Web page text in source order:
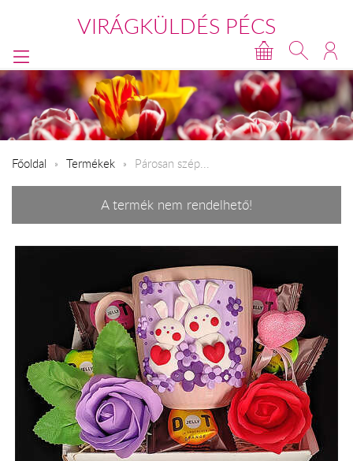
VIRÁGKÜLDÉS PÉCS
Főoldal Termékek Párosan szép...
A termék nem rendelhető!